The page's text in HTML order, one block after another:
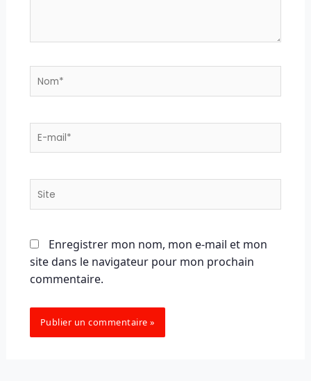
Nom*
E-
Site
Enregistrer mon nom, mon e-mail et mon
site dans le navigateur pour mon prochain
commentaire.